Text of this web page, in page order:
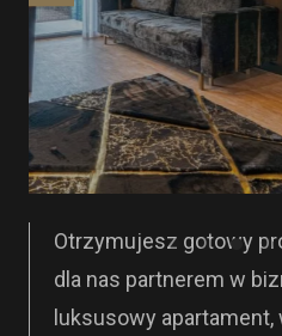
Otrzymujesz gotowy
dla nas partnerem w
luksusowy